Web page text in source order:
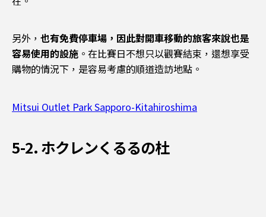
另外， 也有免費停車場，因此對開車移動的旅客來說也是
容易使用的設施 。在比賽日不想只以觀賽結束，還想享受
購物的情況下，是容易考慮的順道造訪地點。
Mitsui Outlet Park Sapporo-Kitahiroshima
5-2. ホクレンくるるの杜